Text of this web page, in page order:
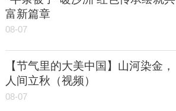
富新篇章
08-07
【节气里的大美中国】山河染金，
人间立秋（视频）
08-07